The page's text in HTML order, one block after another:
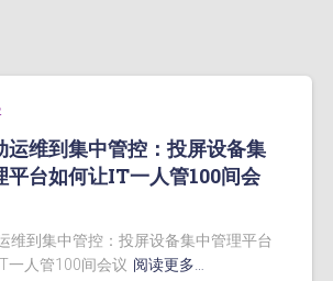
运维到集中管控：投屏设备集
平台如何让IT一人管100间会
维到集中管控：投屏设备集中管理平台
一人管100间会议 阅读更多…